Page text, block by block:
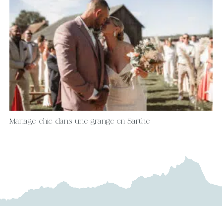
Mariage chic dans une grange en Sarthe